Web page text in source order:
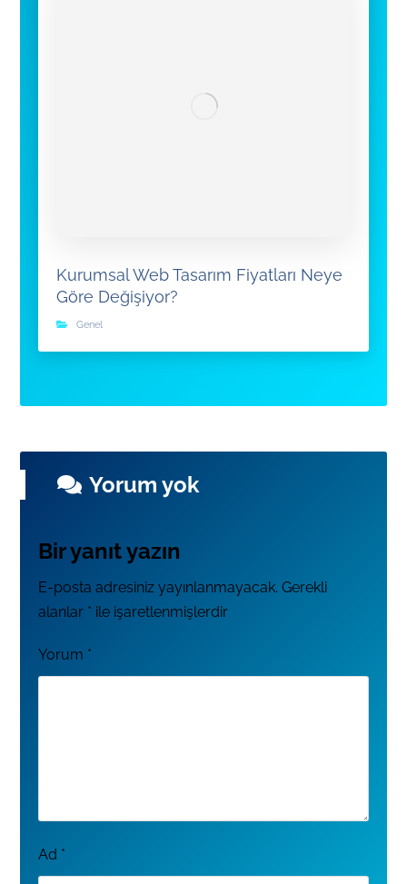
Kurumsal Web Tasarım Fiyatları Neye
Göre Değişiyor?
Genel
Yorum yok
Bir yanıt yazın
E-posta adresiniz yayınlanmayacak. Gerekli
alanlar * ile işaretlenmişlerdir
Yorum *
Ad *